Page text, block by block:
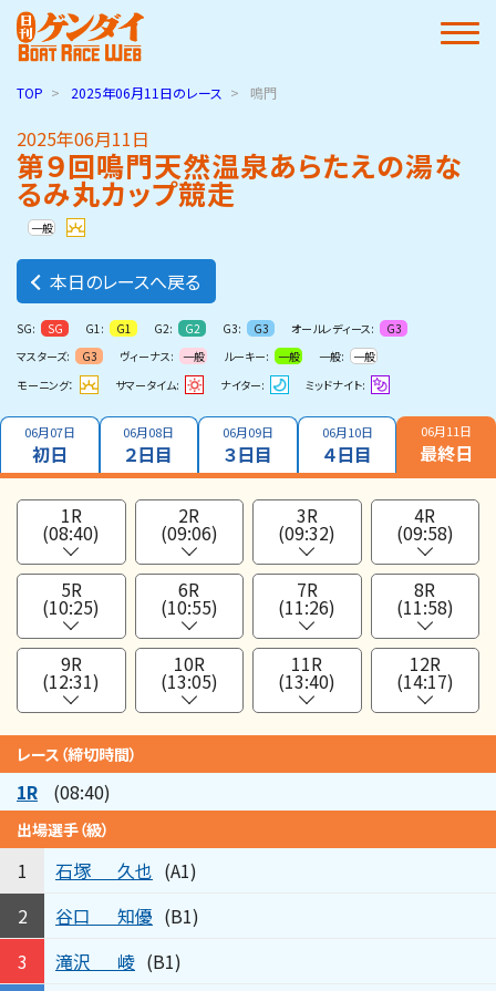
TOP 2025年06月11日のレース 鳴門
2025年06月11日
第９回鳴門天然温泉あらたえの湯な
るみ丸カップ競走
一般
本日のレースへ戻る
SG: SG G1: G1 G2: G2 G3: G3 オールレディース:
G3
マスターズ:
G3 ヴィーナス: 一般 ルーキー: 一般 一般: 一般
モーニング：
サマータイム: ナイター: ミッドナイト:
06月07日
初日
06月08日
２日目
06月09日
３日目
06月10日
４日目
06月11日
最終日
1R
(08:40)
2R
(09:06)
3R
(09:32)
4R
(09:58)
5R
(10:25)
6R
(10:55)
7R
(11:26)
8R
(11:58)
9R
(12:31)
10R
(13:05)
11R
(13:40)
12R
(14:17)
レース（締切時間）
1R (08:40)
出場選手（級）
1 石塚 久也 (A1)
2
谷口 知優 (B1)
3
滝沢 崚 (B1)